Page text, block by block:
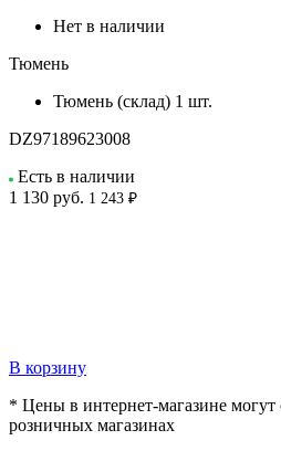
Нет в наличии
Тюмень
Тюмень (склад) 1 шт.
DZ97189623008
Есть в наличии
1 130 руб. 1 243 ₽
В корзину
* Цены в интернет-магазине могут
розничных магазинах